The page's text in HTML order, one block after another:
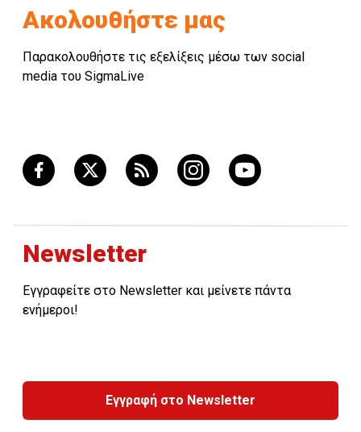
Ακολουθήστε μας
Παρακολουθήστε τις εξελίξεις μέσω των social
media του SigmaLive
Newsletter
Εγγραφείτε στο Newsletter και μείνετε πάντα
ενήμεροι!
Εγγραφή στο Newsletter